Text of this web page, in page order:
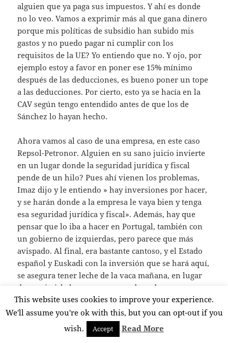
alguien que ya paga sus impuestos. Y ahí es donde
no lo veo. Vamos a exprimir más al que gana dinero
porque mis políticas de subsidio han subido mis
gastos y no puedo pagar ni cumplir con los
requisitos de la UE? Yo entiendo que no. Y ojo, por
ejemplo estoy a favor en poner ese 15% mínimo
después de las deducciones, es bueno poner un tope
a las deducciones. Por cierto, esto ya se hacía en la
CAV según tengo entendido antes de que los de
Sánchez lo hayan hecho.
Ahora vamos al caso de una empresa, en este caso
Repsol-Petronor. Alguien en su sano juicio invierte
en un lugar donde la seguridad jurídica y fiscal
pende de un hilo? Pues ahí vienen los problemas,
Imaz dijo y le entiendo » hay inversiones por hacer,
y se harán donde a la empresa le vaya bien y tenga
esa seguridad jurídica y fiscal». Además, hay que
pensar que lo iba a hacer en Portugal, también con
un gobierno de izquierdas, pero parece que más
avispado. Al final, era bastante cantoso, y el Estado
español y Euskadi con la inversión que se hará aquí,
se asegura tener leche de la vaca mañana, en lugar
de exprimirla hoy y que no quede nada para
mañana.
Imaz defendía su empresa, claro, a quien iba a
defender? Pero nos ha hecho un favor también.
This website uses cookies to improve your experience.
We'll assume you're ok with this, but you can opt-out if you
wish.
Accept Read More